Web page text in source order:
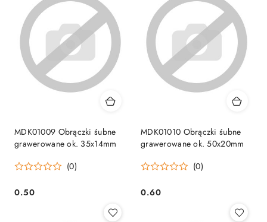
MDK01009 Obrączki śubne
grawerowane ok. 35x14mm
(0)
Cena:
0.50
MDK01010 Obrączki śubne
grawerowane ok. 50x20mm
(0)
Cena:
0.60